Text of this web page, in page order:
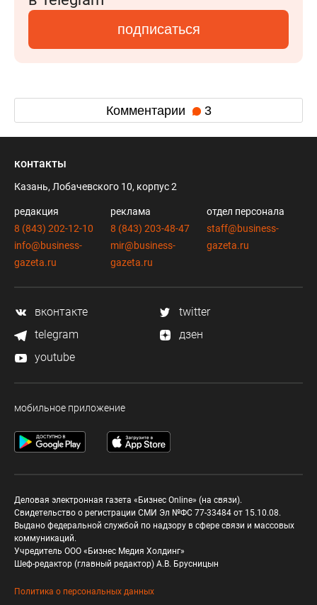
подписаться
Комментарии 3
контакты
Казань, Лобачевского 10, корпус 2
редакция
8 (843) 202-12-10
info@business-
gazeta.ru
реклама
8 (843) 203-48-47
mir@business-
gazeta.ru
отдел персонала
staff@business-
gazeta.ru
вконтакте
twitter
telegram
дзен
youtube
мобильное приложение
Деловая электронная газета «Бизнес Online» (на связи).
Свидетельство о регистрации СМИ Эл №ФС 77-33484 от 15.10.08.
Выдано федеральной службой по надзору в сфере связи и массовых
коммуникаций.
Учредитель ООО «Бизнес Медия Холдинг»
Шеф-редактор (главный редактор) А.В. Брусницын
Политика о персональных данных